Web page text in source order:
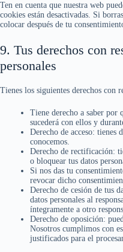
Ten en cuenta que nuestra web
cookies están desactivadas. Si
colocar después de tu
9. Tus derechos con
personales
Tienes los siguientes derechos con
Tiene derecho a saber por
sucederá con ellos y
Derecho de acceso: tienes
conocemos.
Derecho de rectificación:
o bloquear tus datos
Si nos das tu
revocar dicho
Derecho de cesión de tus
datos personales al
íntegramente a otro
Derecho de oposición:
Nosotros cumplimos con
justificados para el